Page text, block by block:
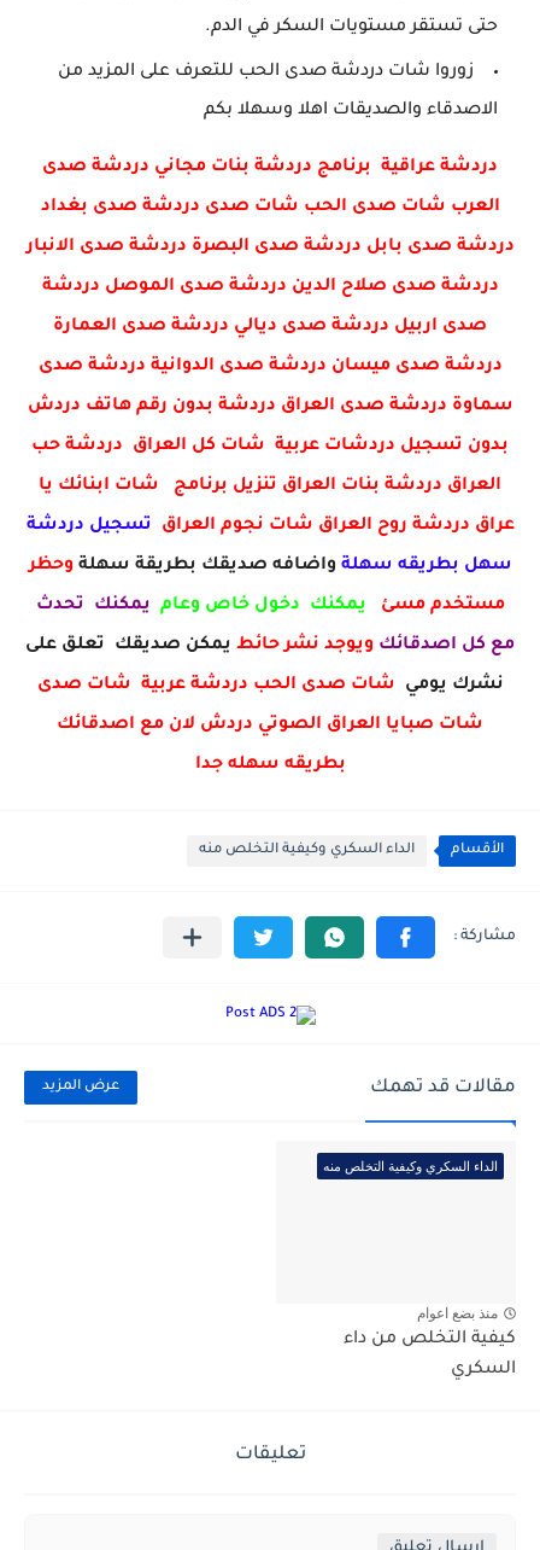
حتى تستقر مستويات السكر في الدم.
زوروا شات دردشة صدى الحب للتعرف على المزيد من
الاصدقاء والصديقات اهلا وسهلا بكم
دردشة عراقية برنامج دردشة بنات مجاني دردشة صدى
العرب شات صدى الحب شات صدى دردشة صدى بغداد
دردشة صدى بابل دردشة صدى البصرة دردشة صدى الانبار
دردشة صدى صلاح الدين دردشة صدى الموصل دردشة
صدى اربيل دردشة صدى ديالي دردشة صدى العمارة
دردشة صدى ميسان دردشة صدى الدوانية دردشة صدى
سماوة دردشة صدى العراق دردشة بدون رقم هاتف دردش
بدون تسجيل دردشات عربية شات كل العراق دردشة حب
العراق دردشة بنات العراق تنزيل برنامج شات ابنائك يا
عراق دردشة روح العراق شات نجوم العراق تسجيل دردشة
سهل بطريقه سهلة واضافه صديقك بطريقة سهلة وحظر
مستخدم مسئ يمكنك دخول خاص وعام يمكنك تحدث
مع كل اصدقائك ويوجد نشر حائط يمكن صديقك تعلق على
نشرك يومي شات صدى الحب دردشة عربية شات صدى
شات صبايا العراق الصوتي دردش لان مع اصدقائك
بطريقه سهله جدا
الأقسام الداء السكري وكيفية التخلص منه
مقالات قد تهمك عرض المزيد
الداء السكري وكيفية التخلص منه
منذ بضع اعوام
كيفية التخلص من داء
السكري
تعليقات